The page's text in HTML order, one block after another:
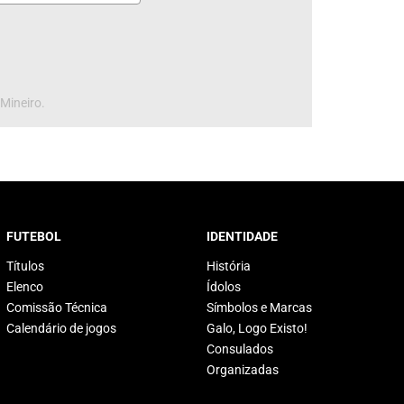
FUTEBOL
Títulos
Elenco
Comissão Técnica
Calendário de jogos
IDENTIDADE
História
Ídolos
Símbolos e Marcas
Galo, Logo Existo!
Consulados
Organizadas